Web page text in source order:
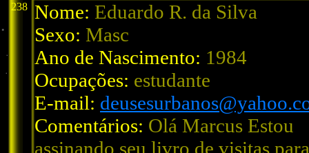
238 Nome: Eduardo R. da Silva
Sexo: Masc
Ano de Nascimento: 1984
Ocupações: estudante
E-mail:
Comentários: Olá Marcus Estou
assinando seu livro de visitas